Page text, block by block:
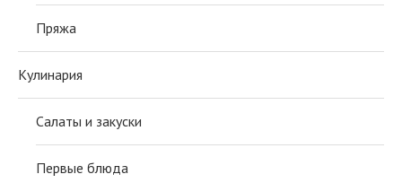
Пряжа
Кулинария
Салаты и закуски
Первые блюда